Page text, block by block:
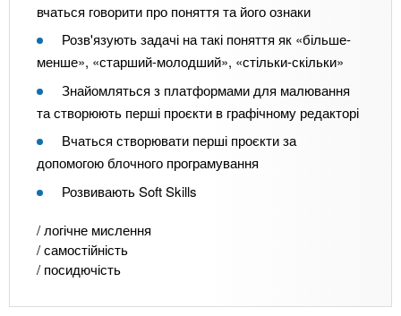
вчаться говорити про поняття та його ознаки
Розв'язують задачі на такі поняття як «більше-
менше», «старший-молодший», «стільки-скільки»
Знайомляться з платформами для малювання
та створюють перші проєкти в графічному редакторі
Вчаться створювати перші проєкти за
допомогою блочного програмування
Розвивають Soft Skills
/ логічне мислення
/ самостійність
/ посидючість